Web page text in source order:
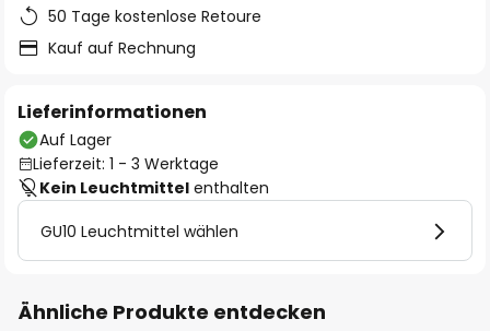
50 Tage kostenlose Retoure
Kauf auf Rechnung
Lieferinformationen
Auf Lager
Lieferzeit: 1 - 3 Werktage
Kein Leuchtmittel enthalten
GU10 Leuchtmittel wählen
Ähnliche Produkte entdecken